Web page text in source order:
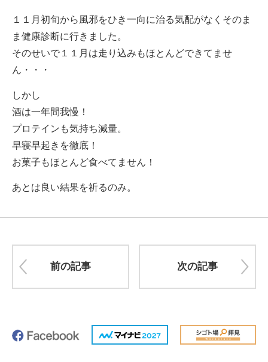
１１月初旬から風邪をひき一向に治る気配がなくそのま
ま健康診断に行きました。
そのせいで１１月は走り込みもほとんどできてませ
ん・・・
しかし
酒は一年間我慢！
プロテインも気持ち減量。
早寝早起きを徹底！
お菓子もほとんど食べてません！
あとは良い結果を祈るのみ。
前の記事 次の記事